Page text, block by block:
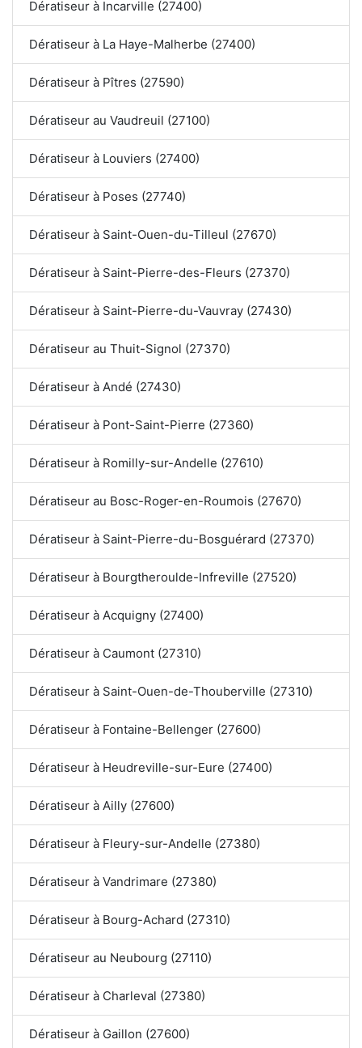
Dératiseur à Incarville (27400)
Dératiseur à La Haye-Malherbe (27400)
Dératiseur à Pîtres (27590)
Dératiseur au Vaudreuil (27100)
Dératiseur à Louviers (27400)
Dératiseur à Poses (27740)
Dératiseur à Saint-Ouen-du-Tilleul (27670)
Dératiseur à Saint-Pierre-des-Fleurs (27370)
Dératiseur à Saint-Pierre-du-Vauvray (27430)
Dératiseur au Thuit-Signol (27370)
Dératiseur à Andé (27430)
Dératiseur à Pont-Saint-Pierre (27360)
Dératiseur à Romilly-sur-Andelle (27610)
Dératiseur au Bosc-Roger-en-Roumois (27670)
Dératiseur à Saint-Pierre-du-Bosguérard (27370)
Dératiseur à Bourgtheroulde-Infreville (27520)
Dératiseur à Acquigny (27400)
Dératiseur à Caumont (27310)
Dératiseur à Saint-Ouen-de-Thouberville (27310)
Dératiseur à Fontaine-Bellenger (27600)
Dératiseur à Heudreville-sur-Eure (27400)
Dératiseur à Ailly (27600)
Dératiseur à Fleury-sur-Andelle (27380)
Dératiseur à Vandrimare (27380)
Dératiseur à Bourg-Achard (27310)
Dératiseur au Neubourg (27110)
Dératiseur à Charleval (27380)
Dératiseur à Gaillon (27600)